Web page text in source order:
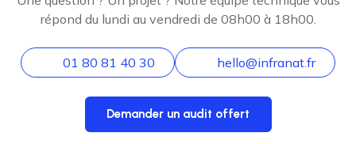
répond du lundi au vendredi de 08h00 à 18h00.
01 80 81 40 30 hello@infranat.fr
Demander un audit offert